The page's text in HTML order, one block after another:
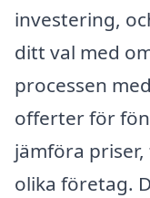
investering,
ditt val med
processen
offerter för
jämföra
olika företag.